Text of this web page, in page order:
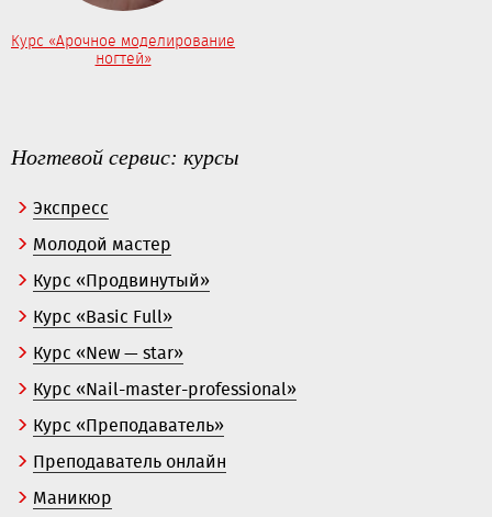
Курс «Арочное моделирование
ногтей»
Ногтевой сервис: курсы
Экспресс
Молодой мастер
Курс «Продвинутый»
Курс «Basic Full»
Курс «New — star»
Курс «Nail-master-professional»
Курс «Преподаватель»
Преподаватель онлайн
Маникюр